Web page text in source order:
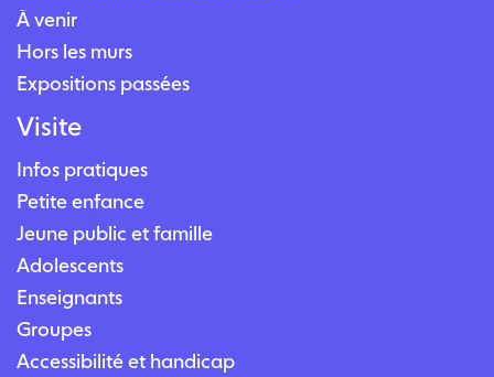
À venir
Hors les murs
Expositions passées
Visite
Infos pratiques
Petite enfance
Jeune public et famille
Adolescents
Enseignants
Groupes
Accessibilité et handicap